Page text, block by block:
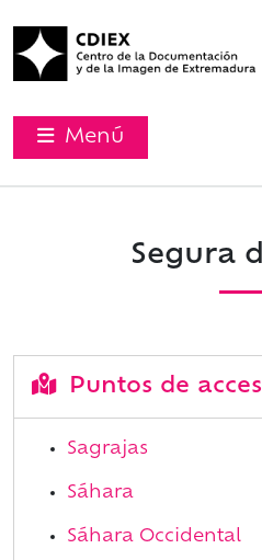
Menú
Segura
Puntos de
Sagrajas
Sáhara
Sáhara Occidental